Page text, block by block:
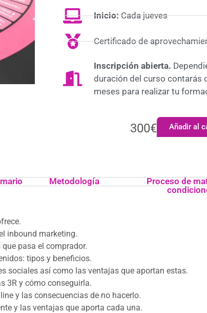
Inicio:Cada jueves
Certificado de
Inscripción abierta.
duración del curso contarás
meses para realizar tu
300€ Añadir al
Metodología
Proceso de
inbound marketing.
pasa el comprador.
tipos y beneficios.
sociales así como las ventajas que aportan estas.
3R y cómo conseguirla.
y las consecuencias de no hacerlo.
y las ventajas que aporta cada una.